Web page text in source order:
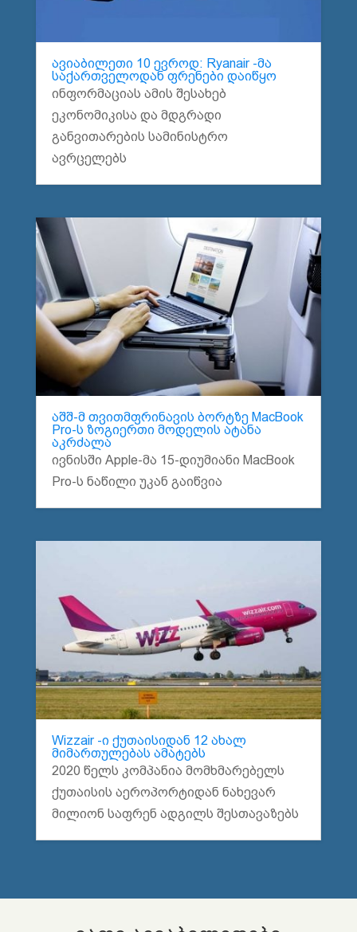
ავიაბილეთი 10 ევროდ: Ryanair -მა
საქართველოდან ფრენები დაიწყო
ინფორმაციას ამის შესახებ
ეკონომიკისა და მდგრადი
განვითარების სამინისტრო
ავრცელებს
აშშ-მ თვითმფრინავის ბორტზე MacBook
Pro-ს ზოგიერთი მოდელის ატანა
აკრძალა
ივნისში Apple-მა 15-დიუმიანი MacBook
Pro-ს ნაწილი უკან გაიწვია
Wizzair -ი ქუთაისიდან 12 ახალ
მიმართულებას ამატებს
2020 წელს კომპანია მომხმარებელს
ქუთაისის აეროპორტიდან ნახევარ
მილიონ საფრენ ადგილს შესთავაზებს